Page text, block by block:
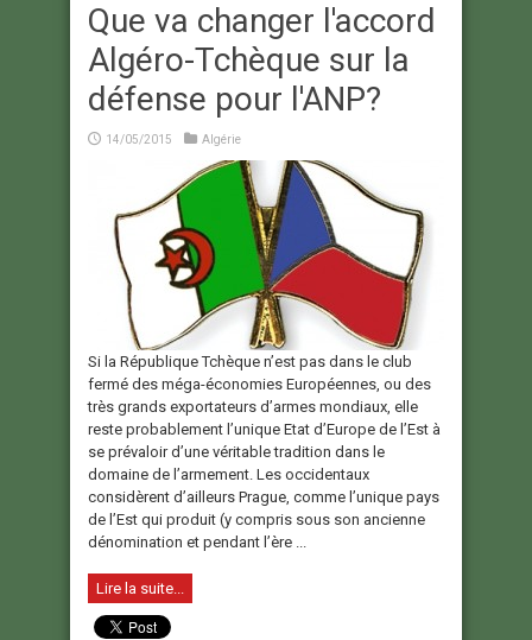
Que va changer l'accord
Algéro-Tchèque sur la
défense pour l'ANP?
14/05/2015 Algérie
Si la République Tchèque n’est pas dans le club
fermé des méga-économies Européennes, ou des
très grands exportateurs d’armes mondiaux, elle
reste probablement l’unique Etat d’Europe de l’Est à
se prévaloir d’une véritable tradition dans le
domaine de l’armement. Les occidentaux
considèrent d’ailleurs Prague, comme l’unique pays
de l’Est qui produit (y compris sous son ancienne
dénomination et pendant l’ère ...
Lire la suite...